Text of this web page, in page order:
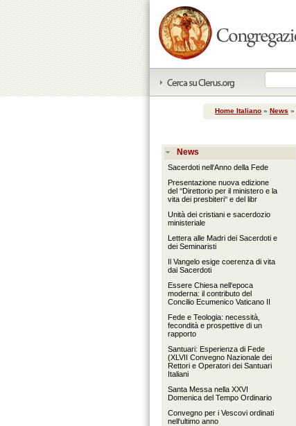
Home Italiano » News »
News
Sacerdoti nell‘Anno della Fede
Presentazione nuova edizione
del ‘‘Direttorio per il ministero e la
vita dei presbiteri‘‘ e del libr
Unità dei cristiani e sacerdozio
ministeriale
Lettera alle Madri dei Sacerdoti e
dei Seminaristi
Il Vangelo esige coerenza di vita
dai Sacerdoti
Essere Chiesa nell‘epoca
moderna: il contributo del
Concilio Ecumenico Vaticano II
Fede e Teologia: necessità,
fecondità e prospettive di un
rapporto
Santuari: Esperienza di Fede
(XLVII Convegno Nazionale dei
Rettori e Operatori dei Santuari
Italiani
Santa Messa nella XXVI
Domenica del Tempo Ordinario
Convegno per i Vescovi ordinati
nell‘ultimo anno